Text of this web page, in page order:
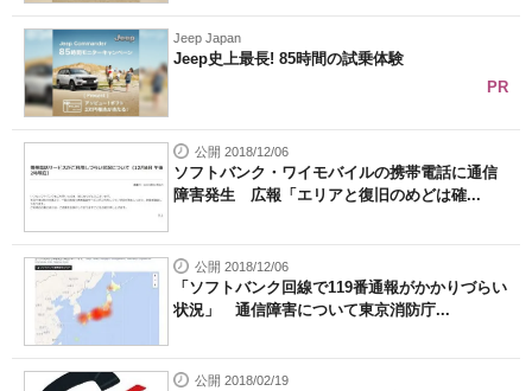
Jeep Japan
Jeep史上最長! 85時間の試乗体験
PR
公開 2018/12/06
ソフトバンク・ワイモバイルの携帯電話に通信
障害発生 広報「エリアと復旧のめどは確...
公開 2018/12/06
「ソフトバンク回線で119番通報がかかりづらい
状況」 通信障害について東京消防庁...
公開 2018/02/19